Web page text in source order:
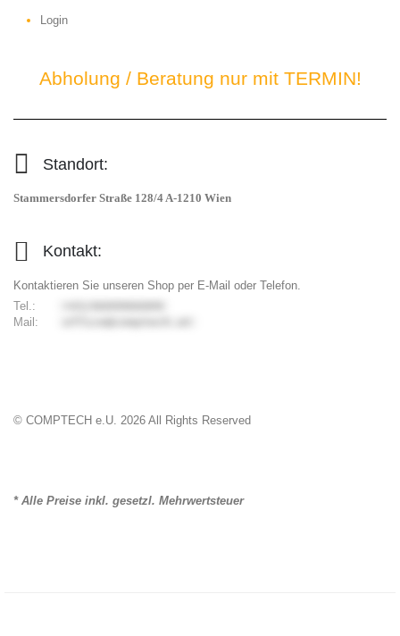
Login
Abholung / Beratung nur mit TERMIN!
Standort:
Stammersdorfer Straße 128/4 A-1210 Wien
Kontakt:
Kontaktieren Sie unseren Shop per E-Mail oder Telefon.
Tel.:
Mail:
© COMPTECH e.U. 2026 All Rights Reserved
* Alle Preise inkl. gesetzl. Mehrwertsteuer